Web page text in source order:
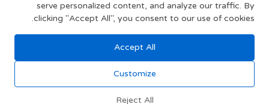
צרפו אותי
תקנון האתר
serve personalized content, and analyze our traffic. By
clicking "Accept All", you consent to our use of cookies.
Accept All
Customize
Reject All